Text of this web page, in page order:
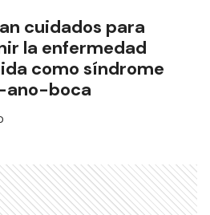
cuidados para
la enfermedad
como síndrome
ano-boca